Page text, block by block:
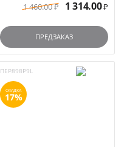
1 460.00 ₽ 1 314.00 ₽
ПРЕДЗАКАЗ
ПЕР898Р9L
СКИДКА
17%